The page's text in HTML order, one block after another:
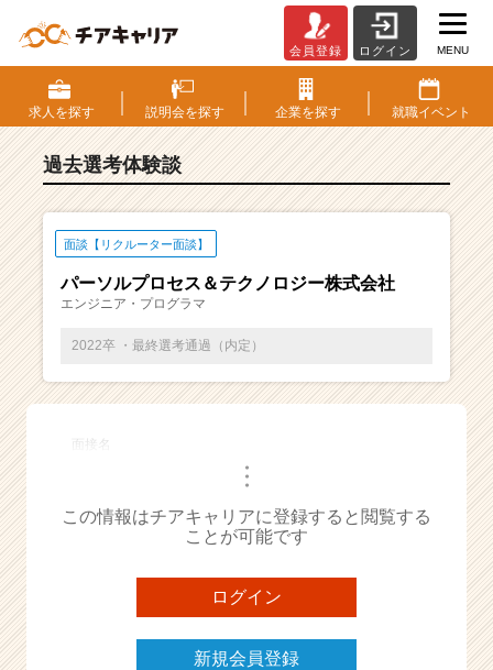
S・
選
考
験
覧
ベ
ン
チ
ー・
成
ら
ス
ト
が
届
会員登録 ログイン MENU
求人を探す 説明会を探す 企業を探す 就職イベント
過去選考体験談
面談【リクルーター面談】
パーソルプロセス＆テクノロジー株式会社
エンジニア・プログラマ
2022卒 ・最終選考通過（内定）
面接名
・・・
この情報はチアキャリアに登録すると閲覧する
ことが可能です
ログイン
新規会員登録